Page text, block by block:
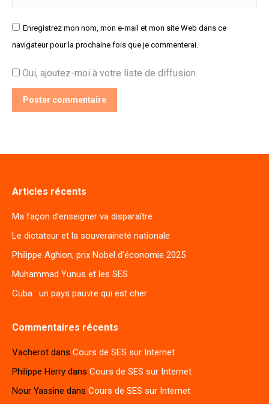
Enregistrez mon nom, mon e-mail et mon site Web dans ce
navigateur pour la prochaine fois que je commenterai.
Oui, ajoutez-moi à votre liste de diffusion.
Poster commentaire
Articles récents
Ma façon d’enseigner va disparaître
Le dictateur et la souveraineté nationale
Philippe Aghion, prix Nobel d’économie 2025
Muhammad Yunus et les SES
Cuba : un pays pauvre qui est cher
Commentaires récents
Vacherot dans Cours de SES sur Internet
Philippe Herry dans Cours de SES sur Internet
Nour Yassine dans Cours de SES sur Internet